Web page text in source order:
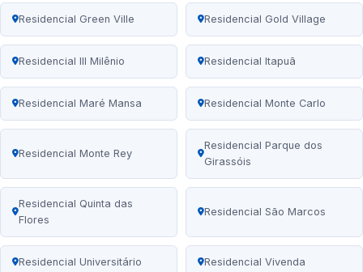
Residencial Green Ville Residencial Gold Village
Residencial III Milênio Residencial Itapuã
Residencial Maré Mansa Residencial Monte Carlo
Residencial Monte Rey
Residencial Parque dos
Girassóis
Residencial Quinta das
Flores
Residencial São Marcos
Residencial Universitário Residencial Vivenda